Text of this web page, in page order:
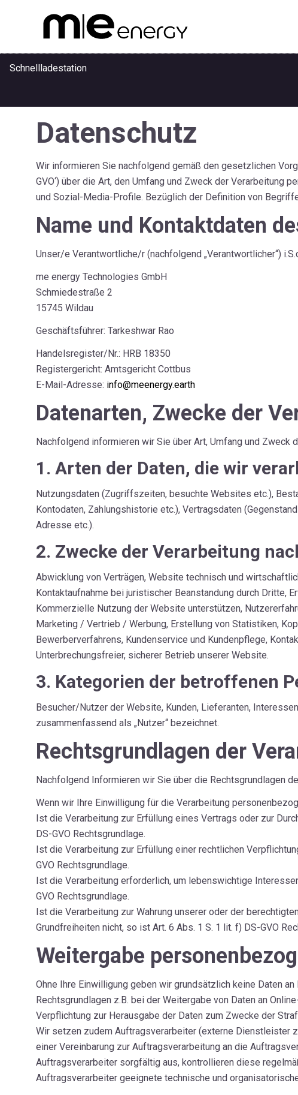
Schnellladestation
Anwendungen
Referenzen
Unternehmen
Magazin
Produktinformation
Deutsch English
Datenschutz
Wir informieren Sie nachfolgend gemäß den gesetzlichen
GVO‘) über die Art, den Umfang und Zweck der Verarbeitung
und Sozial-Media-Profile. Bezüglich der Definition von
Name und Kontaktdaten
Unser/e Verantwortliche/r (nachfolgend „Verantwortlicher“)
me energy Technologies GmbH
Schmiedestraße 2
15745 Wildau
Geschäftsführer: Tarkeshwar Rao
Handelsregister/Nr.: HRB 18350
Registergericht: Amtsgericht Cottbus
E-Mail-Adresse: info@meenergy.earth
Datenarten, Zwecke der
Nachfolgend informieren wir Sie über Art, Umfang und Zweck
1. Arten der Daten, die wir
Nutzungsdaten (Zugriffszeiten, besuchte Websites etc.),
Kontodaten, Zahlungshistorie etc.), Vertragsdaten
Adresse etc.).
2. Zwecke der Verarbeitung
Abwicklung von Verträgen, Website technisch und
Kontaktaufnahme bei juristischer Beanstandung durch Dritte,
Kommerzielle Nutzung der Website unterstützen,
Marketing / Vertrieb / Werbung, Erstellung von Statistiken,
Bewerberverfahrens, Kundenservice und Kundenpflege,
Unterbrechungsfreier, sicherer Betrieb unserer Website.
3. Kategorien der betroffenen
Besucher/Nutzer der Website, Kunden, Lieferanten,
zusammenfassend als „Nutzer“ bezeichnet.
Rechtsgrundlagen der
Nachfolgend Informieren wir Sie über die Rechtsgrundlagen
Wenn wir Ihre Einwilligung für die Verarbeitung
Ist die Verarbeitung zur Erfüllung eines Vertrags oder zur
DS-GVO Rechtsgrundlage.
Ist die Verarbeitung zur Erfüllung einer rechtlichen
GVO Rechtsgrundlage.
Ist die Verarbeitung erforderlich, um lebenswichtige
GVO Rechtsgrundlage.
Ist die Verarbeitung zur Wahrung unserer oder der
Grundfreiheiten nicht, so ist Art. 6 Abs. 1 S. 1 lit. f) DS-GVO
Weitergabe
Ohne Ihre Einwilligung geben wir grundsätzlich keine Daten
Rechtsgrundlagen z.B. bei der Weitergabe von Daten an
Verpflichtung zur Herausgabe der Daten zum Zwecke der
Wir setzen zudem Auftragsverarbeiter (externe Dienstleister
einer Vereinbarung zur Auftragsverarbeitung an die
Auftragsverarbeiter sorgfältig aus, kontrollieren diese
Auftragsverarbeiter geeignete technische und